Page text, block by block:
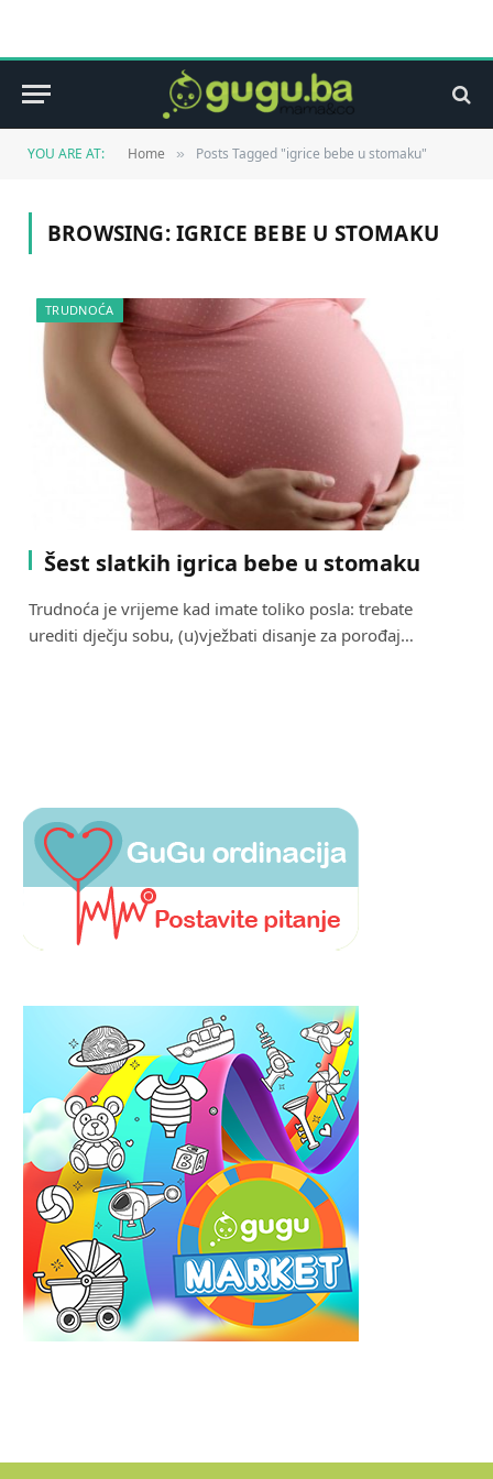
YOU ARE AT: Home » Posts Tagged "igrice bebe u stomaku"
BROWSING:IGRICE BEBE U STOMAKU
TRUDNOĆA
Šest slatkih igrica bebe u stomaku
Trudnoća je vrijeme kad imate toliko posla: trebate
urediti dječju sobu, (u)vježbati disanje za porođaj…